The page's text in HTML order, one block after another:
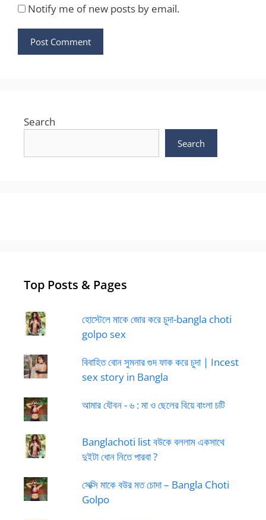
Notify me of new posts by email.
Search
Search
Top Posts & Pages
হোস্টেলে মাকে জোর করে চুদা-bangla choti
golpo sex
বিবাহিত বোন সুমনার গুদ ফাক করে চুদা | Incest
sex story in Bangla
আমার যৌবন - ৬ : মা ও ছেলের বিয়ে বাংলা চটি
Banglachoti list বউকে বললাম একসাথে
দুইটা ধোন নিতে পারবা ?
সেক্সি মাকে বউর মত চোদা – Bangla Choti
Golpo